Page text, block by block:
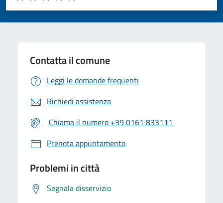
Valuta 5 stelle su 5
Valuta 4 stelle su 5
Valuta 3 stelle su 5
Valuta 2 stelle su 5
Valuta 1 stelle su 5
Contatta il comune
Leggi le domande frequenti
Richiedi assistenza
Chiama il numero +39 0161 833111
Prenota appuntamento
Problemi in città
Segnala disservizio